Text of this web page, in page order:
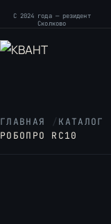
С 2024 года — резидент
Сколково
ГЛАВНАЯ / КАТАЛОГ
РОБОПРО RC10